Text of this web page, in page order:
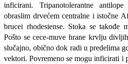
inficirani. Tripanotolerantne
obraslim drvećem centralne i istočne
brucei rhodesiense. Stoka se takođe
Pošto se cece-muve hrane krvlju
slučajno, obično dok radi u predelima
vektori. Povremeno se mogu inficirati i